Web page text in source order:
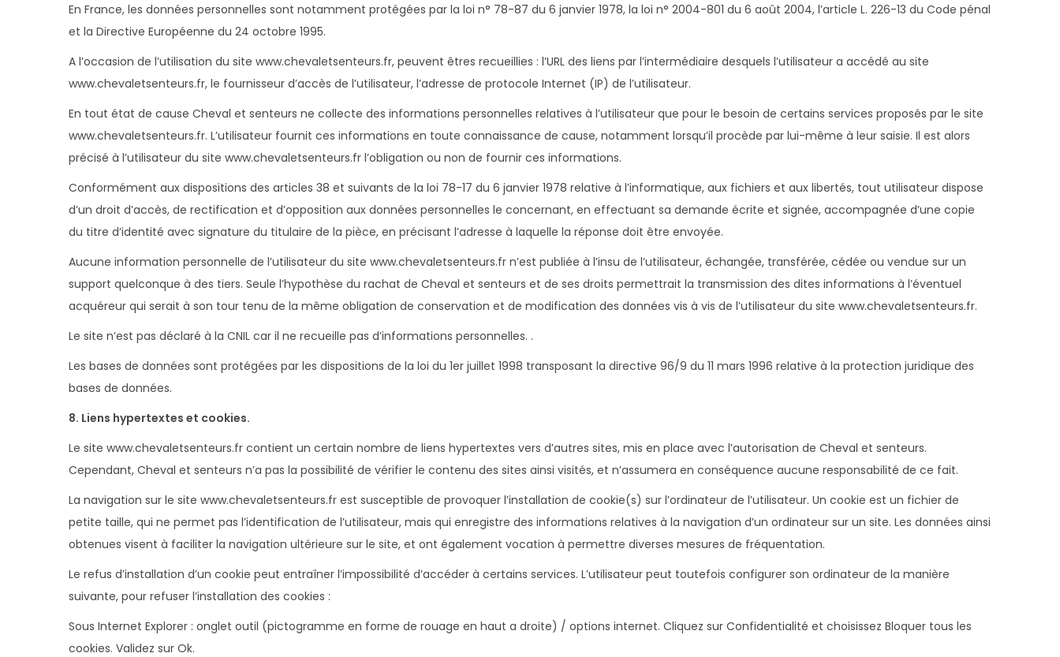
En France, les données personnelles sont notamment protégées par la loi n° 78-87 du 6 janvier 1978, la loi n° 2004-801 du 6 août 2004, l’article L. 226-13 du Code pénal
et la Directive Européenne du 24 octobre 1995.
A l’occasion de l’utilisation du site www.chevaletsenteurs.fr, peuvent êtres recueillies : l’URL des liens par l’intermédiaire desquels l’utilisateur a accédé au site
www.chevaletsenteurs.fr, le fournisseur d’accès de l’utilisateur, l’adresse de protocole Internet (IP) de l’utilisateur.
En tout état de cause Cheval et senteurs ne collecte des informations personnelles relatives à l’utilisateur que pour le besoin de certains services proposés par le site
www.chevaletsenteurs.fr. L’utilisateur fournit ces informations en toute connaissance de cause, notamment lorsqu’il procède par lui-même à leur saisie. Il est alors
précisé à l’utilisateur du site www.chevaletsenteurs.fr l’obligation ou non de fournir ces informations.
Conformément aux dispositions des articles 38 et suivants de la loi 78-17 du 6 janvier 1978 relative à l’informatique, aux fichiers et aux libertés, tout utilisateur dispose
d’un droit d’accès, de rectification et d’opposition aux données personnelles le concernant, en effectuant sa demande écrite et signée, accompagnée d’une copie
du titre d’identité avec signature du titulaire de la pièce, en précisant l’adresse à laquelle la réponse doit être envoyée.
Aucune information personnelle de l’utilisateur du site www.chevaletsenteurs.fr n’est publiée à l’insu de l’utilisateur, échangée, transférée, cédée ou vendue sur un
support quelconque à des tiers. Seule l’hypothèse du rachat de Cheval et senteurs et de ses droits permettrait la transmission des dites informations à l’éventuel
acquéreur qui serait à son tour tenu de la même obligation de conservation et de modification des données vis à vis de l’utilisateur du site www.chevaletsenteurs.fr.
Le site n’est pas déclaré à la CNIL car il ne recueille pas d’informations personnelles. .
Les bases de données sont protégées par les dispositions de la loi du 1er juillet 1998 transposant la directive 96/9 du 11 mars 1996 relative à la protection juridique des
bases de données.
8. Liens hypertextes et cookies.
Le site www.chevaletsenteurs.fr contient un certain nombre de liens hypertextes vers d’autres sites, mis en place avec l’autorisation de Cheval et senteurs.
Cependant, Cheval et senteurs n’a pas la possibilité de vérifier le contenu des sites ainsi visités, et n’assumera en conséquence aucune responsabilité de ce fait.
La navigation sur le site www.chevaletsenteurs.fr est susceptible de provoquer l’installation de cookie(s) sur l’ordinateur de l’utilisateur. Un cookie est un fichier de
petite taille, qui ne permet pas l’identification de l’utilisateur, mais qui enregistre des informations relatives à la navigation d’un ordinateur sur un site. Les données ainsi
obtenues visent à faciliter la navigation ultérieure sur le site, et ont également vocation à permettre diverses mesures de fréquentation.
Le refus d’installation d’un cookie peut entraîner l’impossibilité d’accéder à certains services. L’utilisateur peut toutefois configurer son ordinateur de la manière
suivante, pour refuser l’installation des cookies :
Sous Internet Explorer : onglet outil (pictogramme en forme de rouage en haut a droite) / options internet. Cliquez sur Confidentialité et choisissez Bloquer tous les
cookies. Validez sur Ok.